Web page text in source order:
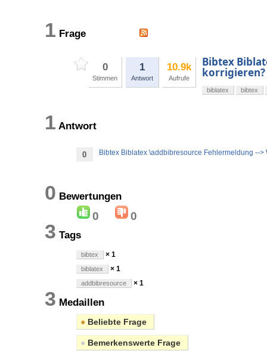
1 Frage
0
Stimmen
1
Antwort
10.9k
Aufrufe
Bibtex
korrigieren?
biblatex bibtex
1 Antwort
0 Bibtex Biblatex \addbibresource Fehlermeldung -->
0 Bewertungen
0 0
3 Tags
bibtex × 1
biblatex × 1
addbibresource × 1
3 Medaillen
● Beliebte Frage
● Bemerkenswerte Frage